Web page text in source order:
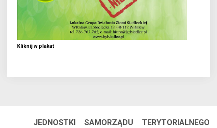
Kliknij w plakat
JEDNOSTKI SAMORZĄDU TERYTORIALNEGO